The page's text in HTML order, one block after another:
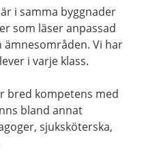
i samma byggnader
som läser anpassad
ämnesområden. Vi har
i varje klass.
bred kompetens med
bland annat
sjuksköterska,